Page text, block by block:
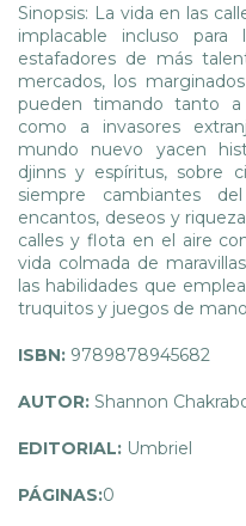
Sinopsis: La vida en las
implacable incluso para
estafadores de más
mercados, los
pueden timando tanto a
como a invasores
mundo nuevo yacen
djinns y espíritus, sobre
siempre cambiantes
encantos, deseos y
calles y flota en el aire
vida colmada de
las habilidades que
truquitos y juegos de
ISBN: 9789878945682
AUTOR: Shannon
EDITORIAL: Umbriel
PÁGINAS:0